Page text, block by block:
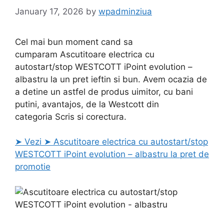
January 17, 2026 by wpadminziua
Cel mai bun moment cand sa
cumparam Ascutitoare electrica cu
autostart/stop WESTCOTT iPoint evolution –
albastru la un pret ieftin si bun. Avem ocazia de
a detine un astfel de produs uimitor, cu bani
putini, avantajos, de la Westcott din
categoria Scris si corectura.
➤ Vezi ➤ Ascutitoare electrica cu autostart/stop
WESTCOTT iPoint evolution – albastru la pret de
promotie